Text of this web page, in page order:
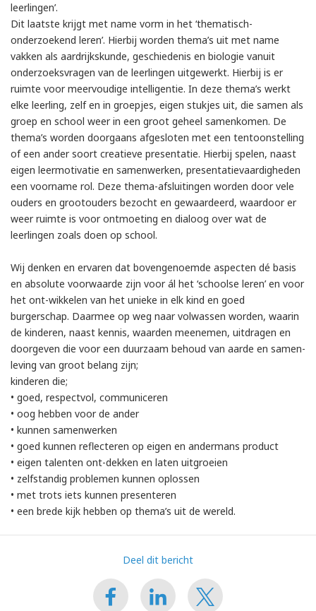
leerlingen’.
Dit laatste krijgt met name vorm in het ‘thematisch-
onderzoekend leren’. Hierbij worden thema’s uit met name
vakken als aardrijkskunde, geschiedenis en biologie vanuit
onderzoeksvragen van de leerlingen uitgewerkt. Hierbij is er
ruimte voor meervoudige intelligentie. In deze thema’s werkt
elke leerling, zelf en in groepjes, eigen stukjes uit, die samen als
groep en school weer in een groot geheel samenkomen. De
thema’s worden doorgaans afgesloten met een tentoonstelling
of een ander soort creatieve presentatie. Hierbij spelen, naast
eigen leermotivatie en samenwerken, presentatievaardigheden
een voorname rol. Deze thema-afsluitingen worden door vele
ouders en grootouders bezocht en gewaardeerd, waardoor er
weer ruimte is voor ontmoeting en dialoog over wat de
leerlingen zoals doen op school.
Wij denken en ervaren dat bovengenoemde aspecten dé basis
en absolute voorwaarde zijn voor ál het ‘schoolse leren’ en voor
het ont-wikkelen van het unieke in elk kind en goed
burgerschap. Daarmee op weg naar volwassen worden, waarin
de kinderen, naast kennis, waarden meenemen, uitdragen en
doorgeven die voor een duurzaam behoud van aarde en samen-
leving van groot belang zijn;
kinderen die;
• goed, respectvol, communiceren
• oog hebben voor de ander
• kunnen samenwerken
• goed kunnen reflecteren op eigen en andermans product
• eigen talenten ont-dekken en laten uitgroeien
• zelfstandig problemen kunnen oplossen
• met trots iets kunnen presenteren
• een brede kijk hebben op thema’s uit de wereld.
Deel dit bericht